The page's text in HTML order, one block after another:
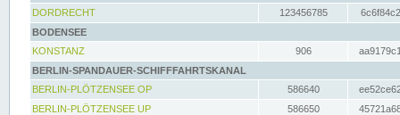
DORDRECHT
123456785
BODENSEE
KONSTANZ
906
BERLIN-SPANDAUER-SCHIFFFAHRTSKANAL
BERLIN-PLÖTZENSEE OP
586640
BERLIN-PLÖTZENSEE UP
586650